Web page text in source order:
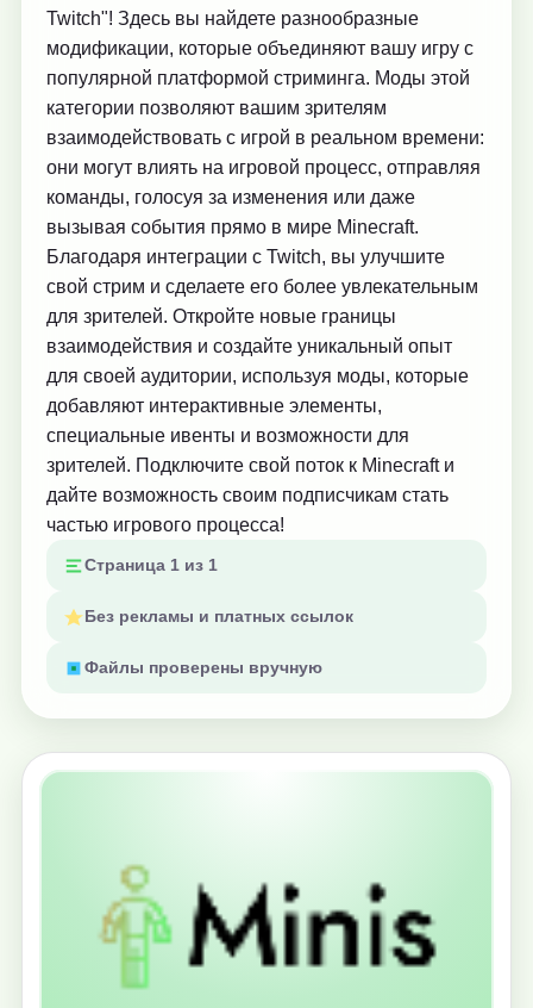
Twitch"! Здесь вы найдете разнообразные
модификации, которые объединяют вашу игру с
популярной платформой стриминга. Моды этой
категории позволяют вашим зрителям
взаимодействовать с игрой в реальном времени:
они могут влиять на игровой процесс, отправляя
команды, голосуя за изменения или даже
вызывая события прямо в мире Minecraft.
Благодаря интеграции с Twitch, вы улучшите
свой стрим и сделаете его более увлекательным
для зрителей. Откройте новые границы
взаимодействия и создайте уникальный опыт
для своей аудитории, используя моды, которые
добавляют интерактивные элементы,
специальные ивенты и возможности для
зрителей. Подключите свой поток к Minecraft и
дайте возможность своим подписчикам стать
частью игрового процесса!
Страница 1 из 1
Без рекламы и платных ссылок
Файлы проверены вручную